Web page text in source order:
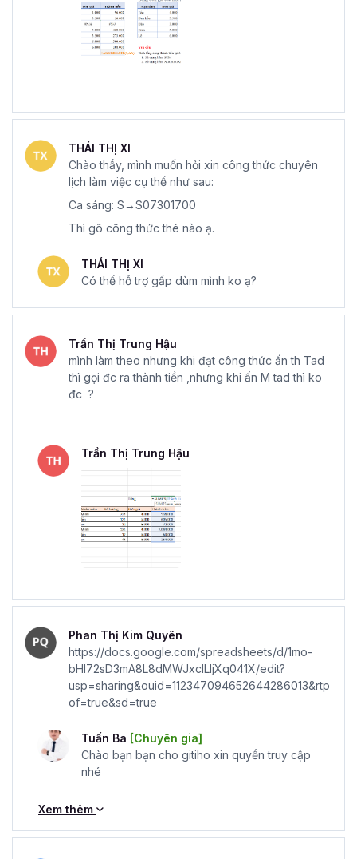
THÁI THỊ XI
Chào thầy, mình muốn hỏi xin công thức chuyên
lịch làm việc cụ thể như sau:
Ca sáng: S→S07301700
Thì gõ công thức thé nào ạ.
THÁI THỊ XI
Có thế hỗ trợ gấp dùm mình ko ạ?
Trần Thị Trung Hậu
mình làm theo nhưng khi đạt công thức ấn th Tad
thì gọi đc ra thành tiền ,nhưng khi ấn M tad thì ko
đc ?
Trần Thị Trung Hậu
Phan Thị Kim Quyên
https://docs.google.com/spreadsheets/d/1mo-
bHI72sD3mA8L8dMWJxclLIjXq041X/edit?
usp=sharing&ouid=112347094652644286013&rtp
of=true&sd=true
Tuấn Ba [Chuyên gia]
Chào bạn bạn cho gitiho xin quyền truy cập
nhé
Xem thêm